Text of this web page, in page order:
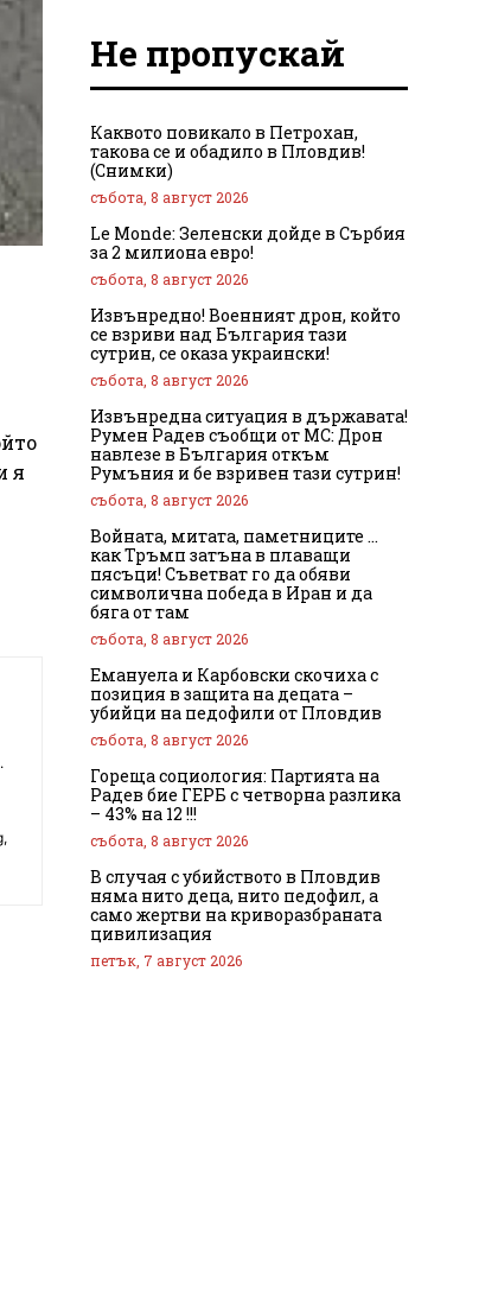
я
Не пропускай
Каквото повикало в Петрохан,
такова се и обадило в Пловдив!
(Снимки)
събота, 8 август 2026
Le Monde: Зеленски дойде в Сърбия
за 2 милиона евро!
събота, 8 август 2026
Извънредно! Военният дрон, който
се взриви над България тази
сутрин, се оказа украински!
събота, 8 август 2026
Извънредна ситуация в държавата!
Румен Радев съобщи от МС: Дрон
навлезе в България откъм
Румъния и бе взривен тази сутрин!
събота, 8 август 2026
Войната, митата, паметниците …
как Тръмп затъна в плаващи
пясъци! Съветват го да обяви
символична победа в Иран и да
бяга от там
събота, 8 август 2026
Емануела и Карбовски скочиха с
позиция в защита на децата –
убийци на педофили от Пловдив
събота, 8 август 2026
Гореща социология: Партията на
Радев бие ГЕРБ с четворна разлика
– 43% на 12 !!!
събота, 8 август 2026
В случая с убийството в Пловдив
няма нито деца, нито педофил, а
само жертви на криворазбраната
цивилизация
петък, 7 август 2026